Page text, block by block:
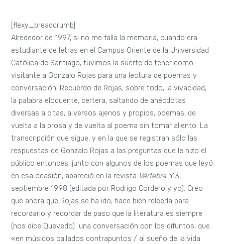
[flexy_breadcrumb]
Alrededor de 1997, si no me falla la memoria, cuando era
estudiante de letras en el Campus Oriente de la Universidad
Católica de Santiago, tuvimos la suerte de tener como
visitante a Gonzalo Rojas para una lectura de poemas y
conversación. Recuerdo de Rojas, sobre todo, la vivacidad,
la palabra elocuente, certera, saltando de anécdotas
diversas a citas, a versos ajenos y propios, poemas, de
vuelta a la prosa y de vuelta al poema sin tomar aliento. La
transcripción que sigue, y en la que se registran sólo las
respuestas de Gonzalo Rojas a las preguntas que le hizo el
público entonces, junto con algunos de los poemas que leyó
en esa ocasión, apareció en la revista Vértebra nº3,
septiembre 1998 (editada por Rodrigo Cordero y yo). Creo
que ahora que Rojas se ha ido, hace bien releerla para
recordarlo y recordar de paso que la literatura es siempre
(nos dice Quevedo) una conversación con los difuntos, que
«en músicos callados contrapuntos / al sueño de la vida